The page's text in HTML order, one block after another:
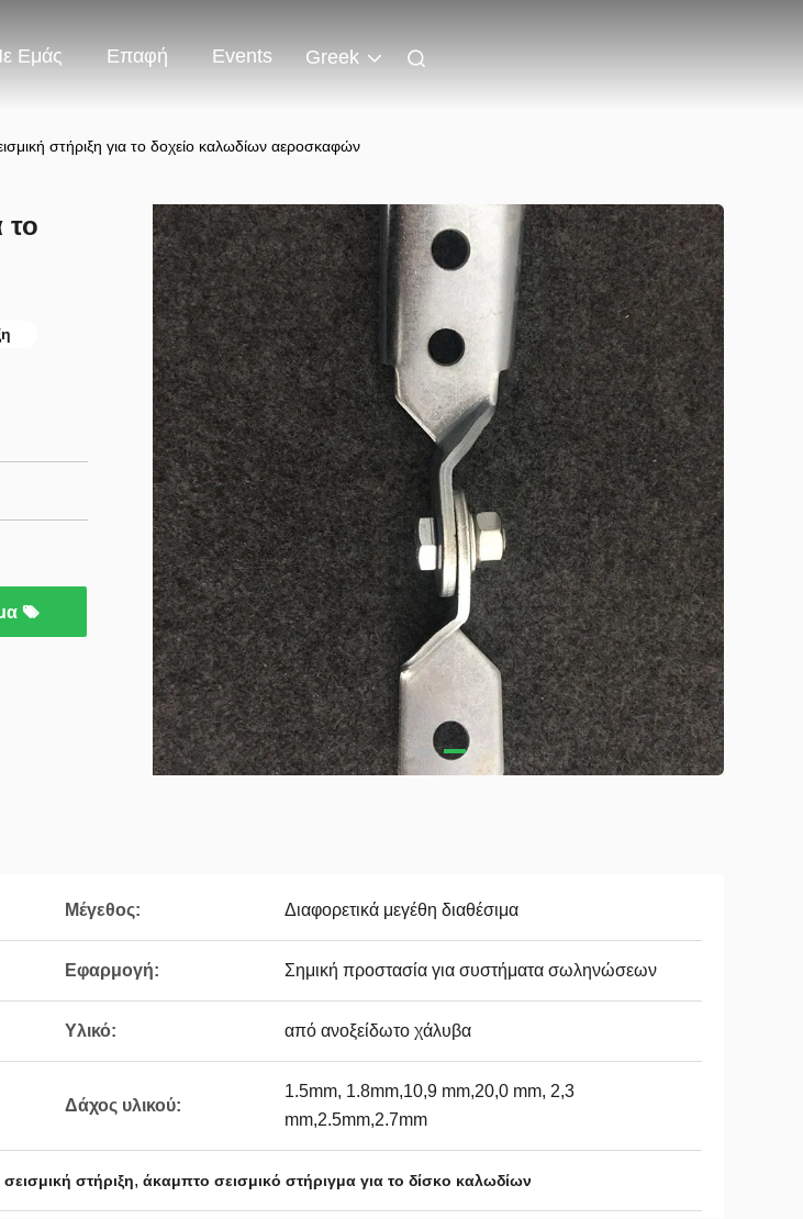
Εμάς Επαφή Events Greek
στήριξη για το δοχείο καλωδίων αεροσκαφών
το
Μέγεθος: Διαφορετικά μεγέθη διαθέσιμα
Εφαρμογή: Σημική προστασία για συστήματα σωληνώσεων
Υλικό: από ανοξείδωτο χάλυβα
Δάχος υλικού:
1.5mm, 1.8mm,10,9 mm,20,0 mm, 2,3
mm,2.5mm,2.7mm
στήριξη, άκαμπτο σεισμικό στήριγμα για το δίσκο καλωδίων